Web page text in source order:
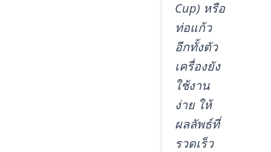
Cup) หรือ
ท่อแก้ว
อีกทั้งตัว
เครื่องยัง
ใช้งาน
ง่าย ให้
ผลลัพธ์ที่
รวดเร็ว